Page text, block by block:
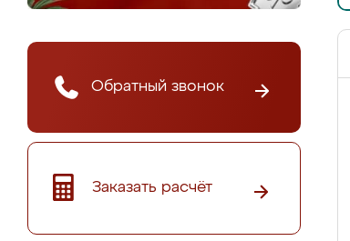
Обратный звонок
Заказать расчёт